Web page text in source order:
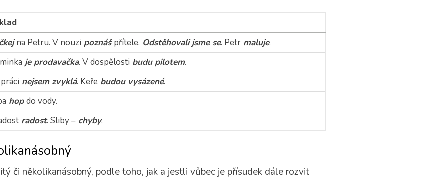
na Petru. V nouzi poznášpřítele. Odstěhovali jsme se. Petr maluje.
je prodavačka. V dospělosti budu pilotem.
nejsem zvyklá. Keře budou vysázené.
hopdo vody.
radost. Sliby – chyby.
či několikanásobný, podle toho, jak a jestli vůbec je přísudek dále rozvit